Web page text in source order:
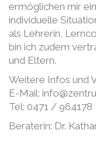
ermöglichen mir
individuelle
als Lehrerin,
bin ich zudem
und Eltern.
Weitere Infos und
E-Mail:
Tel: 0471 / 964178
Beraterin: Dr.